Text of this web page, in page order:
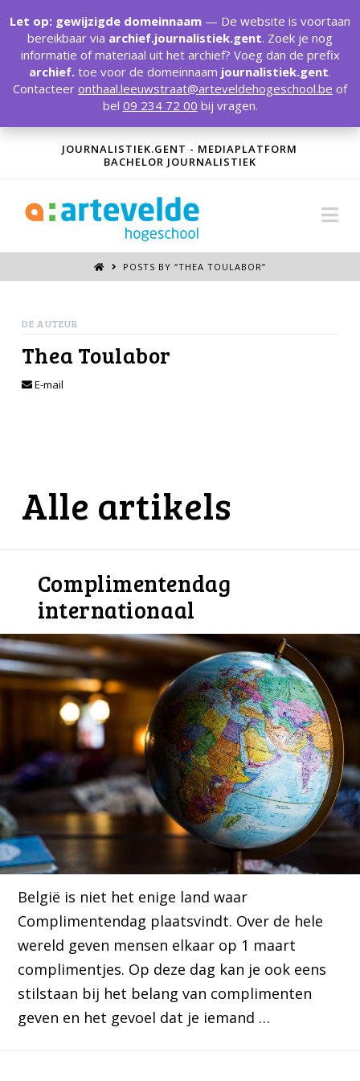
JOURNALISTIEK.GENT - MEDIAPLATFORM
BACHELOR JOURNALISTIEK
POSTS BY “THEA TOULABOR”
DE AUTEUR
Thea Toulabor
E-mail
Alle artikels
Complimentendag
internationaal
België is niet het enige land waar
Complimentendag plaatsvindt. Over de hele
wereld geven mensen elkaar op 1 maart
complimentjes. Op deze dag kan je ook eens
stilstaan bij het belang van complimenten
geven en het gevoel dat je iemand …
Let op: gewijzigde domeinnaam — De website is voortaan
bereikbaar via archief.journalistiek.gent. Zoek je nog
informatie of materiaal uit het archief? Voeg dan de prefix
archief. toe voor de domeinnaam journalistiek.gent.
Contacteer onthaal.leeuwstraat@arteveldehogeschool.be of
bel 09 234 72 00 bij vragen.